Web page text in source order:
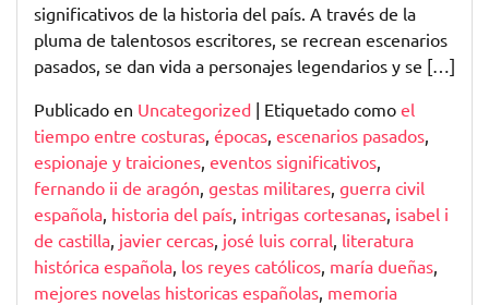
Españolas:
Un
Viaje
Través
del
Tiempo
y
la
Cultura
significativos de la historia del país. A través de la
pluma de talentosos escritores, se recrean escenarios
pasados, se dan vida a personajes legendarios y se […]
Publicado en Uncategorized | Etiquetado como el
tiempo entre costuras, épocas, escenarios pasados,
espionaje y traiciones, eventos significativos,
fernando ii de aragón, gestas militares, guerra civil
española, historia del país, intrigas cortesanas, isabel i
de castilla, javier cercas, josé luis corral, literatura
histórica española, los reyes católicos, maría dueñas,
mejores novelas historicas españolas, memoria